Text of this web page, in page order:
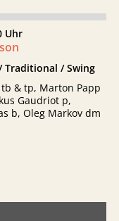
Uhr
Traditional / Swing
& tp, Marton Papp
Gaudriot p,
b, Oleg Markov dm